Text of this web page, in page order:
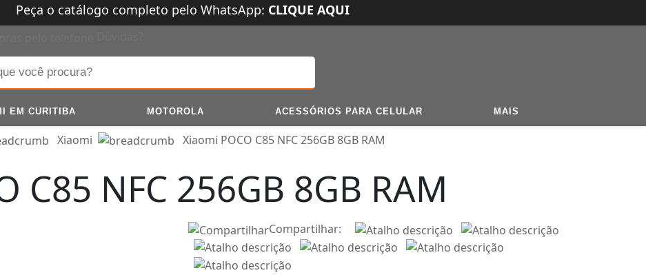
Peça o catálogo completo pelo WhatsApp: CLIQUE AQUI
EM CURITIBA MOTOROLA ACESSÓRIOS PARA CELULAR MAIS
Xiaomi Xiaomi POCO C85 NFC 256GB 8GB RAM
C85 NFC 256GB 8GB RAM
Compartilhar: